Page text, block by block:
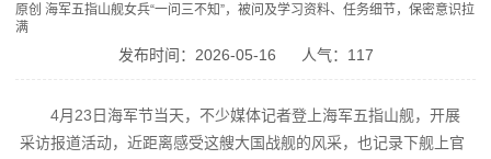
原创 海军五指山舰女兵“一问三不知”，被问及学习资料、任务细节，保密意识拉
满
发布时间：2026-05-16 人气：117
4月23日海军节当天，不少媒体记者登上海军五指山舰，开展
采访报道活动，近距离感受这艘大国战舰的风采，也记录下舰上官